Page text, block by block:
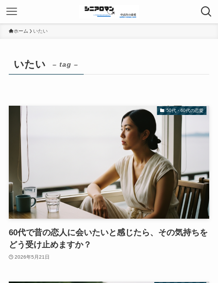
ホーム いたい
いたい – tag –
50代・60代の恋愛
60代で昔の恋人に会いたいと感じたら、その気持ちを
どう受け止めますか？
2026年5月21日